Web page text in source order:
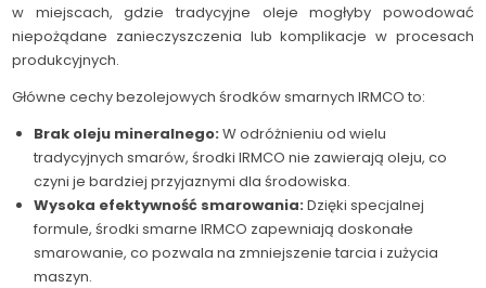
w miejscach, gdzie tradycyjne oleje mogłyby powodować
niepożądane zanieczyszczenia lub komplikacje w procesach
produkcyjnych.
Główne cechy bezolejowych środków smarnych IRMCO to:
Brak oleju mineralnego:W odróżnieniu od wielu
tradycyjnych smarów, środki IRMCO nie zawierają oleju, co
czyni je bardziej przyjaznymi dla środowiska.
Wysoka efektywność smarowania:Dzięki specjalnej
formule, środki smarne IRMCO zapewniają doskonałe
smarowanie, co pozwala na zmniejszenie tarcia i zużycia
maszyn.